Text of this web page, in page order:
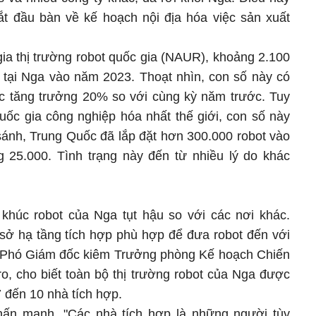
đầu bàn về kế hoạch nội địa hóa việc sản xuất
thị trường robot quốc gia (NAUR), khoảng 2.100
Nga vào năm 2023. Thoạt nhìn, con số này có
tăng trưởng 20% so với cùng kỳ năm trước. Tuy
gia công nghiệp hóa nhất thế giới, con số này
Trung Quốc đã lắp đặt hơn 300.000 robot vào
25.000. Tình trạng này đến từ nhiều lý do khác
robot của Nga tụt hậu so với các nơi khác.
hạ tầng tích hợp phù hợp để đưa robot đến với
Giám đốc kiêm Trưởng phòng Kế hoạch Chiến
cho biết toàn bộ thị trường robot của Nga được
10 nhà tích hợp.